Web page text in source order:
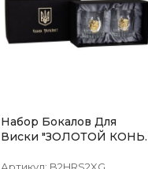
Набор Бокалов Для
Виски "ЗОЛОТОЙ КОНЬ